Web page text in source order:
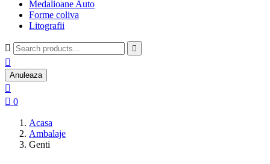
Medalioane Auto
Forme coliva
Litografii
 

Anuleaza

 0
Acasa
Ambalaje
Genti